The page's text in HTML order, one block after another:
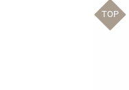
TOP